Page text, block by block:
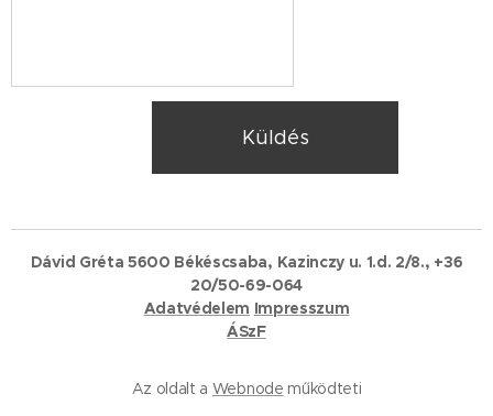
Küldés
Dávid Gréta 5600 Békéscsaba, Kazinczy u. 1.d. 2/8., +36
20/50-69-064
Adatvédelem Impresszum
ÁSzF
Az oldalt a Webnode működteti